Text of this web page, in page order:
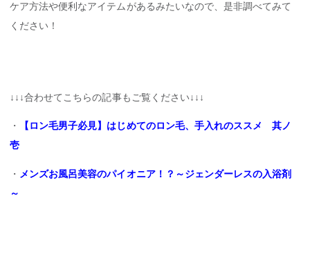
ケア方法や便利なアイテムがあるみたいなので、是非調べてみて
ください！
↓↓↓合わせてこちらの記事もご覧ください↓↓↓
・
【ロン毛男子必見】はじめてのロン毛、手入れのススメ 其ノ
壱
・ メンズお風呂美容のパイオニア！？～ジェンダーレスの入浴剤
～